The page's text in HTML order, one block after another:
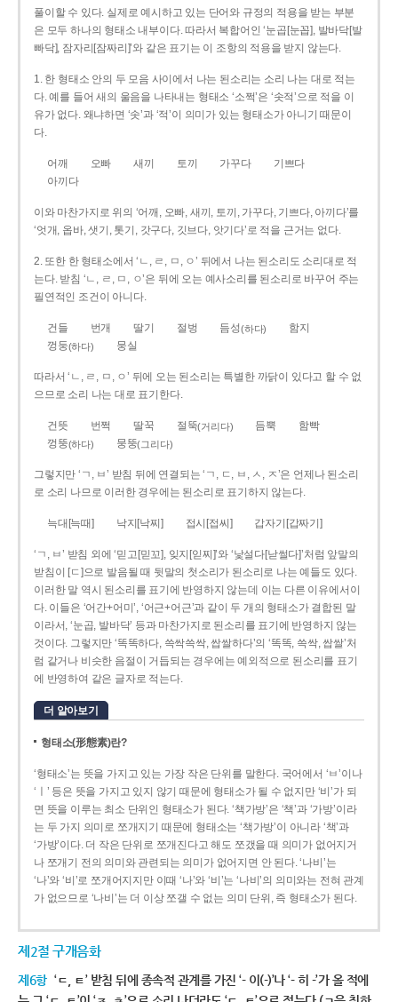
풀이할 수 있다. 실제로 예시하고 있는 단어와 규정의 적용을 받는 부분
은 모두 하나의 형태소 내부이다. 따라서 복합어인 ‘눈곱[눈꼽], 발바닥[발
빠닥], 잠자리[잠짜리]’와 같은 표기는 이 조항의 적용을 받지 않는다.
1. 한 형태소 안의 두 모음 사이에서 나는 된소리는 소리 나는 대로 적는
다. 예를 들어 새의 울음을 나타내는 형태소 ‘소쩍’은 ‘솟적’으로 적을 이
유가 없다. 왜냐하면 ‘솟’과 ‘적’이 의미가 있는 형태소가 아니기 때문이
다.
어깨 오빠 새끼 토끼 가꾸다
기쁘다
아끼다
이와 마찬가지로 위의 ‘어깨, 오빠, 새끼, 토끼, 가꾸다, 기쁘다, 아끼다’를
‘엇개, 옵바, 샛기, 톳기, 갓구다, 깃브다, 앗기다’로 적을 근거는 없다.
2. 또한 한 형태소에서 ‘ㄴ, ㄹ, ㅁ, ㅇ’ 뒤에서 나는 된소리도 소리대로 적
는다. 받침 ‘ㄴ, ㄹ, ㅁ, ㅇ’은 뒤에 오는 예사소리를 된소리로 바꾸어 주는
필연적인 조건이 아니다.
건들 번개 딸기 절벙 듬성(하다)
함지
껑둥(하다) 뭉실
따라서 ‘ㄴ, ㄹ, ㅁ, ㅇ’ 뒤에 오는 된소리는 특별한 까닭이 있다고 할 수 없
으므로 소리 나는 대로 표기한다.
건뜻 번쩍 딸꾹 절뚝(거리다) 듬뿍
함빡
껑뚱(하다) 뭉뚱(그리다)
그렇지만 ‘ㄱ, ㅂ’ 받침 뒤에 연결되는 ‘ㄱ, ㄷ, ㅂ, ㅅ, ㅈ’은 언제나 된소리
로 소리 나므로 이러한 경우에는 된소리로 표기하지 않는다.
늑대[늑때] 낙지[낙찌] 접시[접씨] 갑자기[갑짜기]
‘ㄱ, ㅂ’ 받침 외에 ‘믿고[믿꼬], 잊지[읻찌]’와 ‘낯설다[낟썰다]’처럼 앞말의
받침이 [ㄷ]으로 발음될 때 뒷말의 첫소리가 된소리로 나는 예들도 있다.
이러한 말 역시 된소리를 표기에 반영하지 않는데 이는 다른 이유에서이
다. 이들은 ‘어간+어미’, ‘어근+어근’과 같이 두 개의 형태소가 결합된 말
이라서, ‘눈곱, 발바닥’ 등과 마찬가지로 된소리를 표기에 반영하지 않는
것이다. 그렇지만 ‘똑똑하다, 쓱싹쓱싹, 쌉쌀하다’의 ‘똑똑, 쓱싹, 쌉쌀’처
럼 같거나 비슷한 음절이 거듭되는 경우에는 예외적으로 된소리를 표기
에 반영하여 같은 글자로 적는다.
더 알아보기
형태소(形態素)란?
‘형태소’는 뜻을 가지고 있는 가장 작은 단위를 말한다. 국어에서 ‘ㅂ’이나
‘ㅣ’ 등은 뜻을 가지고 있지 않기 때문에 형태소가 될 수 없지만 ‘비’가 되
면 뜻을 이루는 최소 단위인 형태소가 된다. ‘책가방’은 ‘책’과 ‘가방’이라
는 두 가지 의미로 쪼개지기 때문에 형태소는 ‘책가방’이 아니라 ‘책’과
‘가방’이다. 더 작은 단위로 쪼개진다고 해도 쪼갰을 때 의미가 없어지거
나 쪼개기 전의 의미와 관련되는 의미가 없어지면 안 된다. ‘나비’는
‘나’와 ‘비’로 쪼개어지지만 이때 ‘나’와 ‘비’는 ‘나비’의 의미와는 전혀 관계
가 없으므로 ‘나비’는 더 이상 쪼갤 수 없는 의미 단위, 즉 형태소가 된다.
제2절 구개음화
제6항 ‘ㄷ, ㅌ’ 받침 뒤에 종속적 관계를 가진 ‘- 이(-)’나 ‘- 히 -’가 올 적에